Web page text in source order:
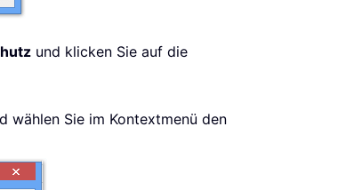
und klicken Sie auf die
wählen Sie im Kontextmenü den